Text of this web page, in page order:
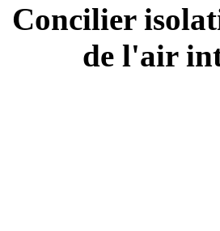
Concilier
de l'air